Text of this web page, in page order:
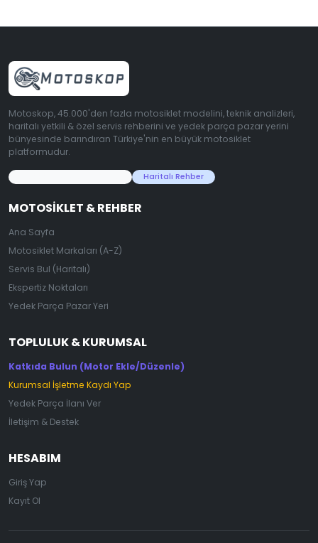
Motoskop, 45.000'den fazla motosiklet modelini, teknik analizleri,
haritalı yetkili & özel servis rehberini ve yedek parça pazar yerini
bünyesinde barındıran Türkiye'nin en büyük motosiklet
platformudur.
Haritalı Rehber
MOTOSIKLET & REHBER
Ana Sayfa
Motosiklet Markaları (A-Z)
Servis Bul (Haritalı)
Ekspertiz Noktaları
Yedek Parça Pazar Yeri
TOPLULUK & KURUMSAL
Katkıda Bulun (Motor Ekle/Düzenle)
Kurumsal İşletme Kaydı Yap
Yedek Parça İlanı Ver
İletişim & Destek
HESABIM
Giriş Yap
Kayıt Ol